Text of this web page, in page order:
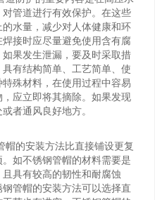
管道进行有效保护。在这些
水量，减少对人体健康和环
接时应尽量避免使用含有腐
果发生泄漏，要及时采取措
有结构简单、工艺简单、使
殊材料，在使用过程中容易
应立即将其摘除。如果发现
者通风良好地方。
帽的安装方法比直接铺设更复
如不锈钢管帽的材料需要是
具有较高的韧性和耐腐蚀
管帽的安装方法可以选择直